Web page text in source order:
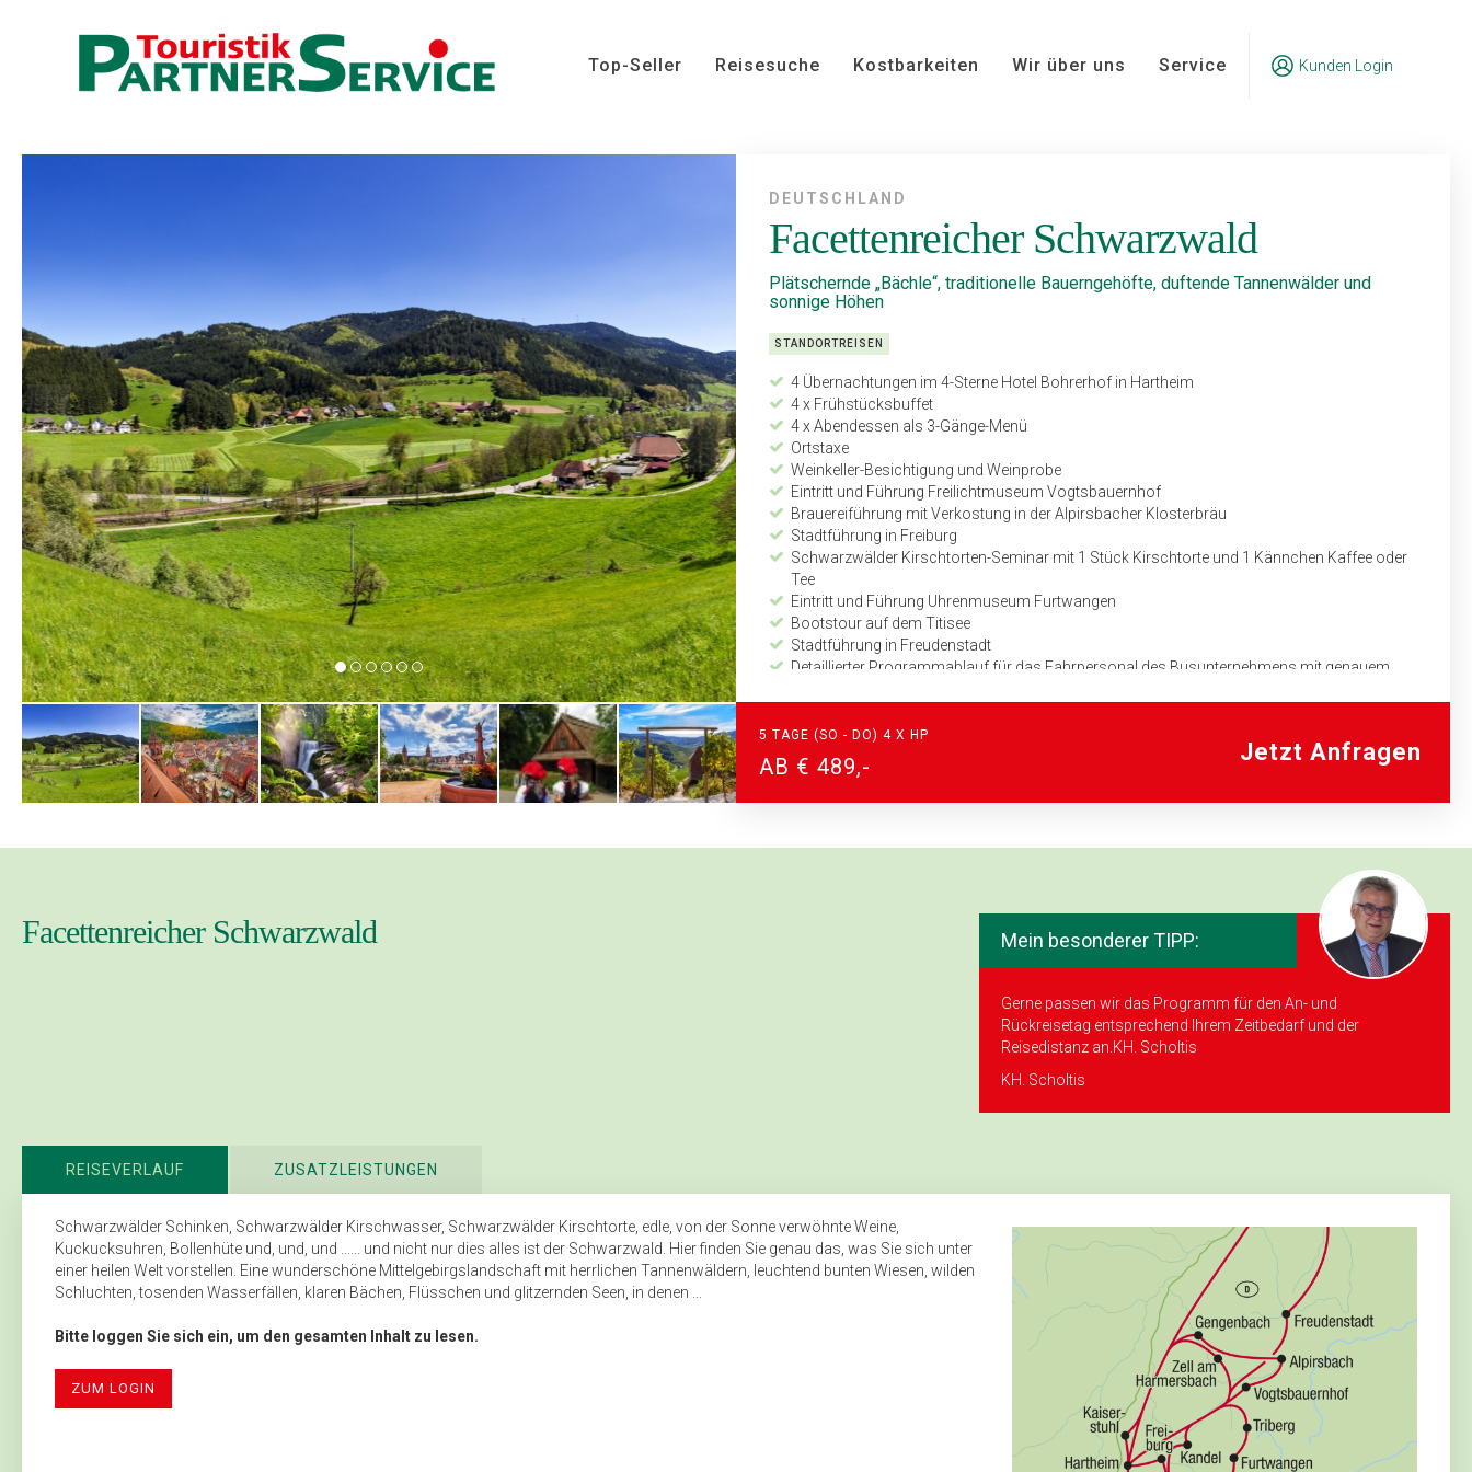
Top-Seller Reisesuche Kostbarkeiten Wir über uns Service Kunden Login
DEUTSCHLAND
Facettenreicher Schwarzwald
Plätschernde „Bächle“, traditionelle Bauerngehöfte, duftende Tannenwälder und
sonnige Höhen
STANDORTREISEN
4 Übernachtungen im 4-Sterne Hotel Bohrerhof in Hartheim
4 x Frühstücksbuffet
4 x Abendessen als 3-Gänge-Menü
Ortstaxe
Weinkeller-Besichtigung und Weinprobe
Eintritt und Führung Freilichtmuseum Vogtsbauernhof
Brauereiführung mit Verkostung in der Alpirsbacher Klosterbräu
Stadtführung in Freiburg
Schwarzwälder Kirschtorten-Seminar mit 1 Stück Kirschtorte und 1 Kännchen Kaffee oder
Tee
Eintritt und Führung Uhrenmuseum Furtwangen
Bootstour auf dem Titisee
Stadtführung in Freudenstadt
Detaillierter Programmablauf für das Fahrpersonal des Busunternehmens mit genauem
5 TAGE (SO - DO) 4 X HP
AB € 489,-
Jetzt Anfragen
Facettenreicher Schwarzwald Mein besonderer TIPP:
Gerne passen wir das Programm für den An- und
Rückreisetag ent­sprechend Ihrem Zeitbedarf und der
Reisedistanz an.KH. Scholtis
KH. Scholtis
REISEVERLAUF ZUSATZLEISTUNGEN
Schwarzwälder Schinken, Schwarzwälder Kirschwasser, Schwarzwälder Kirschtorte, edle, von der Sonne verwöhnte Weine,
Kuckucksuhren, Bollenhüte und, und, und ...... und nicht nur dies alles ist der Schwarzwald. Hier finden Sie genau das, was Sie sich unter
einer heilen Welt vorstellen. Eine wunderschöne Mittelgebirgslandschaft mit herrlichen Tannenwäldern, leuchtend bunten Wiesen, wilden
Schluchten, tosenden Wasserfällen, klaren Bächen, Flüsschen und glitzernden Seen, in denen ...
Bitte loggen Sie sich ein, um den gesamten Inhalt zu lesen.
ZUM LOGIN